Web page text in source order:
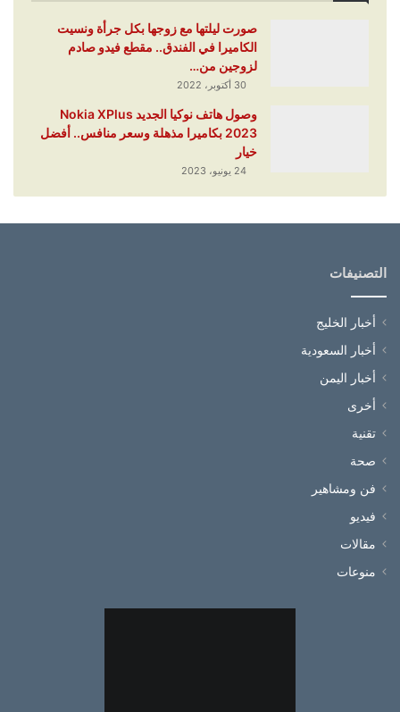
صورت ليلتها مع زوجها بكل جرأة ونسيت
الكاميرا في الفندق.. مقطع فيدو صادم
لزوجين من…
30 أكتوبر، 2022
وصول هاتف نوكيا الجديد Nokia XPlus
2023 بكاميرا مذهلة وسعر منافس.. أفضل
خيار
24 يونيو، 2023
التصنيفات
أخبار الخليج
أخبار السعودية
أخبار اليمن
أخرى
تقنية
صحة
فن ومشاهير
فيديو
مقالات
منوعات